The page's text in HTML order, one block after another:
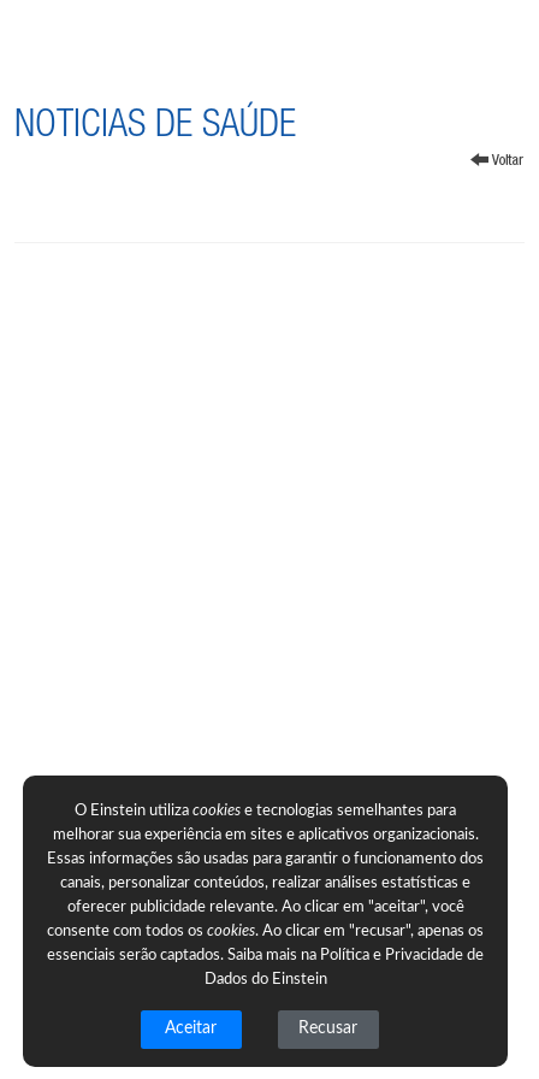
NOTICIAS DE SAÚDE
O Einstein utilizacookies e tecnologias semelhantes para
melhorar sua experiência em sites e aplicativos organizacionais.
Essas informações são usadas para garantir o funcionamento dos
canais, personalizar conteúdos, realizar análises estatísticas e
oferecer publicidade relevante. Ao clicar em "aceitar", você
consente com todos oscookies. Ao clicar em "recusar", apenas os
essenciais serão captados. Saiba mais na Política e Privacidade de
Dados do Einstein
Aceitar Recusar